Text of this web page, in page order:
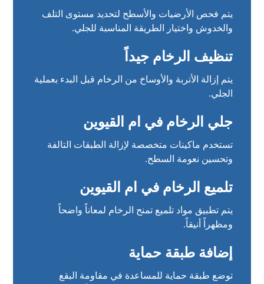
يتم فحص الأرضيات والأسطح لتحديد مستوى التلف
والخدوش واختيار الطريقة المناسبة للجلي.
تنظيف الرخام جيداً
يتم إزالة الأتربة والأوساخ من الرخام قبل البدء بعملية
الجلي.
جلي الرخام في ام القيوين
تستخدم ماكينات متخصصة لإزالة الطبقات التالفة
وتحسين نعومة السطح.
تلميع الرخام في ام القيوين
يتم تطبيق مواد تلميع تمنح الرخام لمعاناً واضحاً
ومظهراً أنيقاً.
إضافة طبقة حماية
توضع طبقة حماية للمساعدة في مقاومة البقع